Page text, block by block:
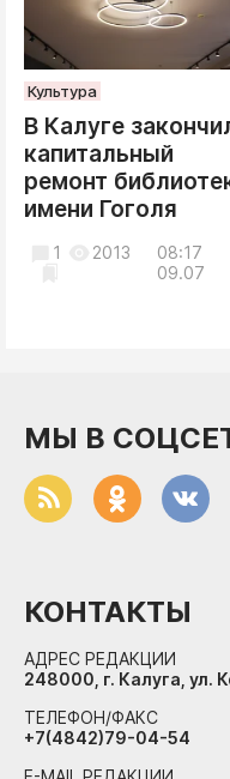
Культура
В Калуге
капитальный
ремонт
имени Гоголя
08:17
09.07
1 2013
МЫ В
КОНТАКТЫ
АДРЕС РЕДАКЦИИ
248000, г. Калуга, ул.
ТЕЛЕФОН/ФАКС
+7(4842)79-04-54